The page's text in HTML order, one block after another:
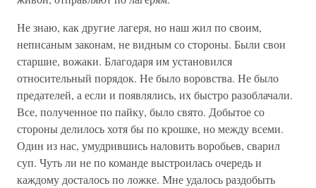
Не знаю, как другие лагеря, но наш жил по своим,
неписаным законам, не видным со стороны. Были свои
старшие, вожаки. Благодаря им установился
относительный порядок. Не было воровства. Не было
предателей, а если и появлялись, их быстро разоблачали.
Все, полученное по пайку, было свято. Добытое со
стороны делилось хотя бы по крошке, но между всеми.
Один из нас, умудрившись наловить воробьев, сварил
суп. Чуть ли не по команде выстроилась очередь и
каждому досталось по ложке. Мне удалось раздобыть